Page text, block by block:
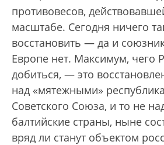
противовесов,
масштабе. Сегодня ничего
восстановить — да и
Европе нет. Максимум, чего
добиться, — это
над «мятежными»
Советского Союза, и то не
балтийские страны, ныне
вряд ли станут объектом